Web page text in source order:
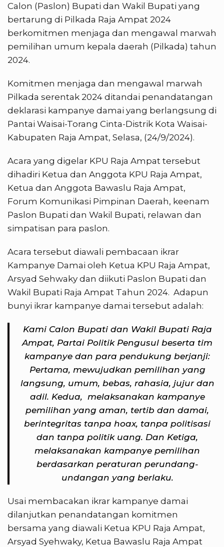
Calon (Paslon) Bupati dan Wakil Bupati yang
bertarung di Pilkada Raja Ampat 2024
berkomitmen menjaga dan mengawal marwah
pemilihan umum kepala daerah (Pilkada) tahun
2024.
Komitmen menjaga dan mengawal marwah
Pilkada serentak 2024 ditandai penandatangan
deklarasi kampanye damai yang berlangsung di
Pantai Waisai-Torang Cinta-Distrik Kota Waisai-
Kabupaten Raja Ampat, Selasa, (24/9/2024).
Acara yang digelar KPU Raja Ampat tersebut
dihadiri Ketua dan Anggota KPU Raja Ampat,
Ketua dan Anggota Bawaslu Raja Ampat,
Forum Komunikasi Pimpinan Daerah, keenam
Paslon Bupati dan Wakil Bupati, relawan dan
simpatisan para paslon.
Acara tersebut diawali pembacaan ikrar
Kampanye Damai oleh Ketua KPU Raja Ampat,
Arsyad Sehwaky dan diikuti Paslon Bupati dan
Wakil Bupati Raja Ampat Tahun 2024. Adapun
bunyi ikrar kampanye damai tersebut adalah:
Kami Calon Bupati dan Wakil Bupati Raja
Ampat, Partai Politik Pengusul beserta tim
kampanye dan para pendukung berjanji:
Pertama, mewujudkan pemilihan yang
langsung, umum, bebas, rahasia, jujur dan
adil. Kedua, melaksanakan kampanye
pemilihan yang aman, tertib dan damai,
berintegritas tanpa hoax, tanpa politisasi
dan tanpa politik uang. Dan Ketiga,
melaksanakan kampanye pemilihan
berdasarkan peraturan perundang-
undangan yang berlaku.
Usai membacakan ikrar kampanye damai
dilanjutkan penandatangan komitmen
bersama yang diawali Ketua KPU Raja Ampat,
Arsyad Syehwaky, Ketua Bawaslu Raja Ampat